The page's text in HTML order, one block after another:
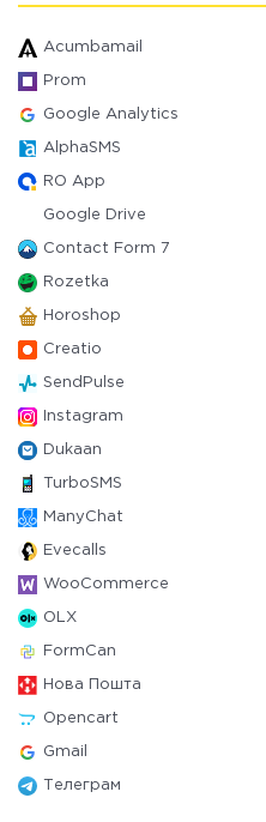
Acumbamail
Prom
Google Analytics
AlphaSMS
RO App
Google Drive
Contact Form 7
Rozetka
Horoshop
Creatio
SendPulse
Instagram
Dukaan
TurboSMS
ManyChat
Evecalls
WooCommerce
OLX
FormCan
Нова Пошта
Opencart
Gmail
Телеграм